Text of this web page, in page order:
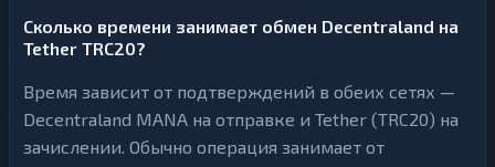
Сколько времени занимает обмен Decentraland на
Tether TRC20?
Время зависит от подтверждений в обеих сетях —
Decentraland MANA на отправке и Tether (TRC20) на
зачислении. Обычно операция занимает от